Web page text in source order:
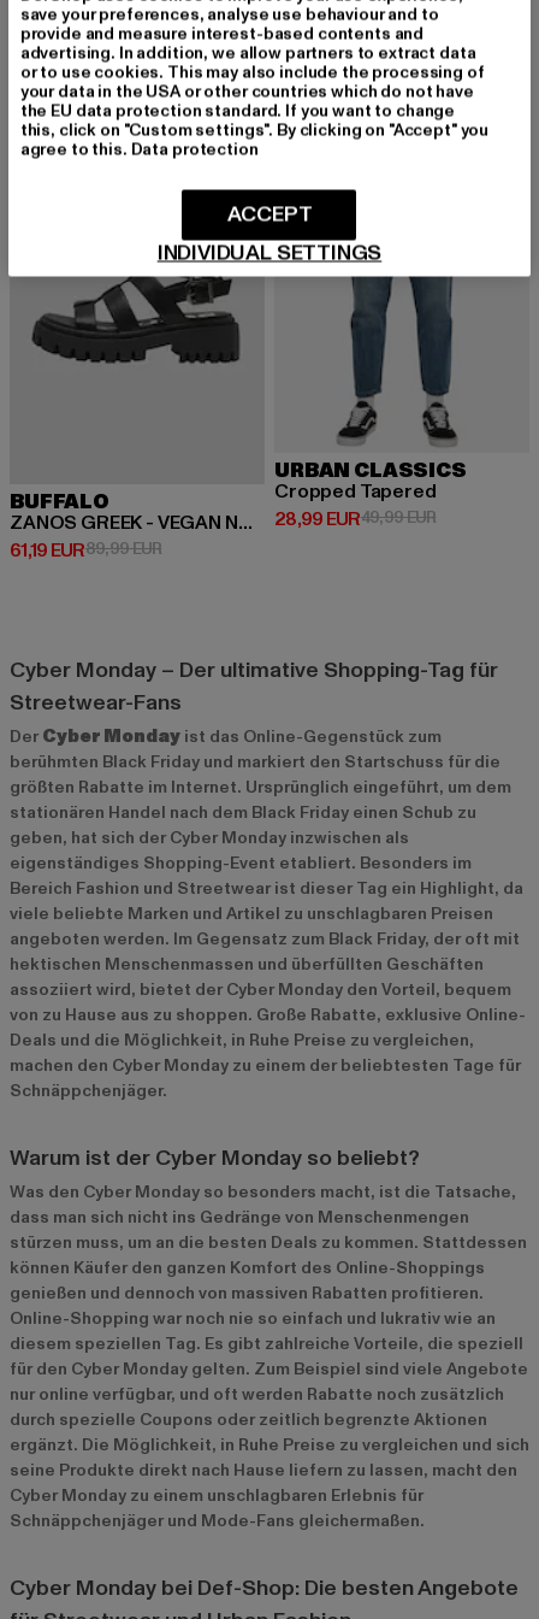
90‘s
21,00 EUR
Derzeitiger Preis: 21,00 EUR
49,99 EURAktionspreis: 49,99 EUR
32,84 EUR
Derzeitiger Preis: 32,84 EUR
44,99 EURAktionspreis:
-32%
BUFFALO
ZANOS GREEK - VEGAN NAPPA
61,19 EUR
Derzeitiger Preis: 61,19 EUR
89,99 EURAktionspreis: 89,99 EUR
-42%
URBAN CLASSICS
Cropped Tapered
28,99 EUR
Derzeitiger Preis: 28,99 EUR
49,99 EURAktionspreis:
Cyber Monday – Der ultimative Shopping-Tag für
Streetwear-Fans
Der Cyber Monday ist das Online-Gegenstück zum
berühmten Black Friday und markiert den Startschuss für die
größten Rabatte im Internet. Ursprünglich eingeführt, um dem
stationären Handel nach dem Black Friday einen Schub zu
geben, hat sich der Cyber Monday inzwischen als
eigenständiges Shopping-Event etabliert. Besonders im
Bereich Fashion und Streetwear ist dieser Tag ein Highlight, da
viele beliebte Marken und Artikel zu unschlagbaren Preisen
angeboten werden. Im Gegensatz zum Black Friday, der oft mit
hektischen Menschenmassen und überfüllten Geschäften
assoziiert wird, bietet der Cyber Monday den Vorteil, bequem
von zu Hause aus zu shoppen. Große Rabatte, exklusive Online-
Deals und die Möglichkeit, in Ruhe Preise zu vergleichen,
machen den Cyber Monday zu einem der beliebtesten Tage für
Schnäppchenjäger.
Warum ist der Cyber Monday so beliebt?
Was den Cyber Monday so besonders macht, ist die Tatsache,
dass man sich nicht ins Gedränge von Menschenmengen
stürzen muss, um an die besten Deals zu kommen. Stattdessen
können Käufer den ganzen Komfort des Online-Shoppings
genießen und dennoch von massiven Rabatten profitieren.
Online-Shopping war noch nie so einfach und lukrativ wie an
diesem speziellen Tag. Es gibt zahlreiche Vorteile, die speziell
für den Cyber Monday gelten. Zum Beispiel sind viele Angebote
nur online verfügbar, und oft werden Rabatte noch zusätzlich
durch spezielle Coupons oder zeitlich begrenzte Aktionen
ergänzt. Die Möglichkeit, in Ruhe Preise zu vergleichen und sich
seine Produkte direkt nach Hause liefern zu lassen, macht den
Cyber Monday zu einem unschlagbaren Erlebnis für
Schnäppchenjäger und Mode-Fans gleichermaßen.
Cyber Monday bei Def-Shop: Die besten Angebote
save your preferences, analyse use behaviour and to
provide and measure interest-based contents and
advertising. In addition, we allow partners to extract data
or to use cookies. This may also include the processing of
your data in the USA or other countries which do not have
the EU data protection standard. If you want to change
this, click on "Custom settings". By clicking on "Accept" you
agree to this. Data protection
INDIVIDUAL SETTINGS
ACCEPT